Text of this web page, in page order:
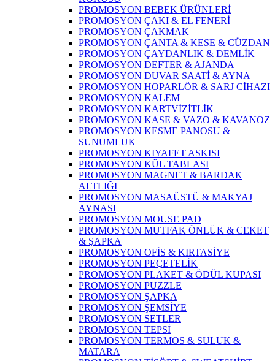
PROMOSYON BEBEK ÜRÜNLERİ
PROMOSYON ÇAKI & EL FENERİ
PROMOSYON ÇAKMAK
PROMOSYON ÇANTA & KESE & CÜZDAN
PROMOSYON ÇAYDANLIK & DEMLİK
PROMOSYON DEFTER & AJANDA
PROMOSYON DUVAR SAATİ & AYNA
PROMOSYON HOPARLÖR & SARJ CİHAZI
PROMOSYON KALEM
PROMOSYON KARTVİZİTLİK
PROMOSYON KASE & VAZO & KAVANOZ
PROMOSYON KESME PANOSU &
SUNUMLUK
PROMOSYON KIYAFET ASKISI
PROMOSYON KÜL TABLASI
PROMOSYON MAGNET & BARDAK
ALTLIĞI
PROMOSYON MASAÜSTÜ & MAKYAJ
AYNASI
PROMOSYON MOUSE PAD
PROMOSYON MUTFAK ÖNLÜK & CEKET
& ŞAPKA
PROMOSYON OFİS & KIRTASİYE
PROMOSYON PEÇETELİK
PROMOSYON PLAKET & ÖDÜL KUPASI
PROMOSYON PUZZLE
PROMOSYON ŞAPKA
PROMOSYON ŞEMSİYE
PROMOSYON SETLER
PROMOSYON TEPSİ
PROMOSYON TERMOS & SULUK &
MATARA